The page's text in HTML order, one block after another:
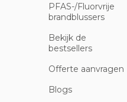
PFAS-/Fluorvrije
brandblussers
Bekijk de
bestsellers
Offerte aanvragen
Blogs